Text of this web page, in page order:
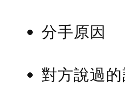
分手原因
對方說過